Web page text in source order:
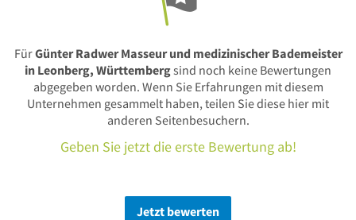
FürGünter Radwer Masseur und medizinischer Bademeister
in Leonberg, Württembergsind noch keine Bewertungen
abgegeben worden. Wenn Sie Erfahrungen mit diesem
Unternehmen gesammelt haben, teilen Sie diese hier mit
anderen Seitenbesuchern.
Geben Sie jetzt die erste Bewertung ab!
Jetzt bewerten